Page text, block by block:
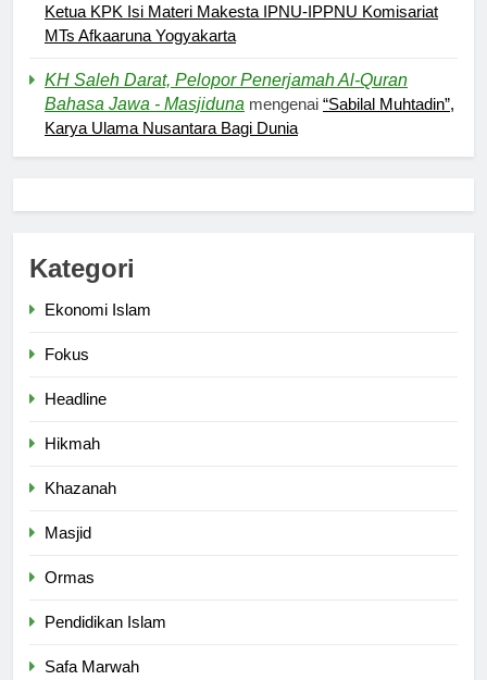
Ketua KPK Isi Materi Makesta IPNU-IPPNU Komisariat
MTs Afkaaruna Yogyakarta
KH Saleh Darat, Pelopor Penerjamah Al-Quran
Bahasa Jawa - Masjiduna mengenai “Sabilal Muhtadin”,
Karya Ulama Nusantara Bagi Dunia
Kategori
Ekonomi Islam
Fokus
Headline
Hikmah
Khazanah
Masjid
Ormas
Pendidikan Islam
Safa Marwah
5
Akar Ketundukan
HEADLINE
Kebutuhan versus Keinginan
7